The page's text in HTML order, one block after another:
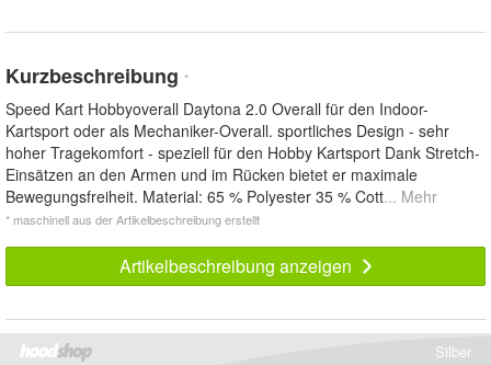
Kurzbeschreibung *
Speed Kart Hobbyoverall Daytona 2.0 Overall für den Indoor-
Kartsport oder als Mechaniker-Overall. sportliches Design - sehr
hoher Tragekomfort - speziell für den Hobby Kartsport Dank Stretch-
Einsätzen an den Armen und im Rücken bietet er maximale
Bewegungsfreiheit. Material: 65 % Polyester 35 % Cott... Mehr
* maschinell aus der Artikelbeschreibung erstellt
Artikelbeschreibung anzeigen
Silber